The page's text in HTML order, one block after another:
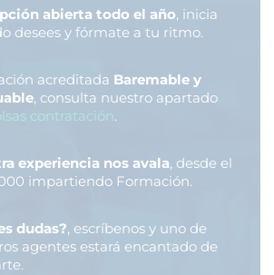
abierta todo el año, inicia
desees y fórmate a tu ritmo.
acreditada Baremable y
, consulta nuestro apartado
contratación.
experiencia nos avala, desde el
impartiendo Formación.
dudas?, escríbenos y uno de
agentes estará encantado de